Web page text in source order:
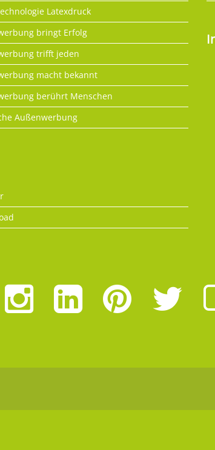
Latexdruck
bringt Erfolg
trifft jeden
macht bekannt
berührt Menschen
Außenwerbung